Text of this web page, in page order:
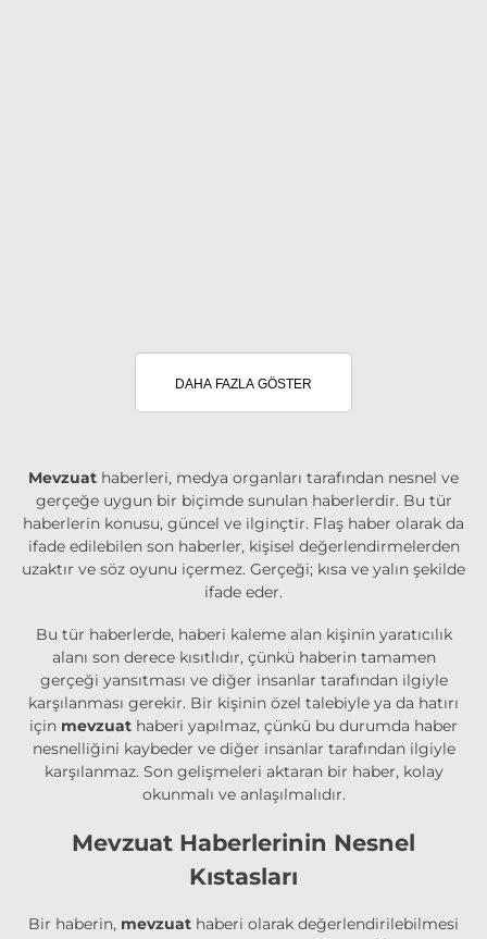
DAHA FAZLA GÖSTER
Mevzuat haberleri, medya organları tarafından nesnel ve
gerçeğe uygun bir biçimde sunulan haberlerdir. Bu tür
haberlerin konusu, güncel ve ilginçtir. Flaş haber olarak da
ifade edilebilen son haberler, kişisel değerlendirmelerden
uzaktır ve söz oyunu içermez. Gerçeği; kısa ve yalın şekilde
ifade eder.
Bu tür haberlerde, haberi kaleme alan kişinin yaratıcılık
alanı son derece kısıtlıdır, çünkü haberin tamamen
gerçeği yansıtması ve diğer insanlar tarafından ilgiyle
karşılanması gerekir. Bir kişinin özel talebiyle ya da hatırı
için mevzuat haberi yapılmaz, çünkü bu durumda haber
nesnelliğini kaybeder ve diğer insanlar tarafından ilgiyle
karşılanmaz. Son gelişmeleri aktaran bir haber, kolay
okunmalı ve anlaşılmalıdır.
Mevzuat Haberlerinin Nesnel
Kıstasları
Bir haberin, mevzuat haberi olarak değerlendirilebilmesi